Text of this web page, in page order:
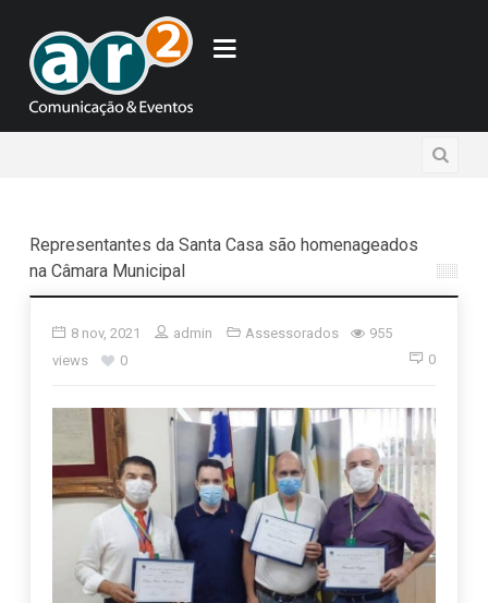
Representantes da Santa Casa são homenageados
na Câmara Municipal
8 nov, 2021 admin Assessorados
955
views
0 0